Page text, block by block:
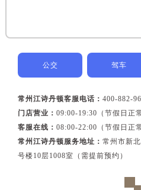
公交 驾车
常州江诗丹顿客服电话：400-882-
门店营业：09:00-19:30（节假日正
客服在线：08:00-22:00（节假日正
常州江诗丹顿服务地址：常州市新
号楼10层1008室（需提前预约）